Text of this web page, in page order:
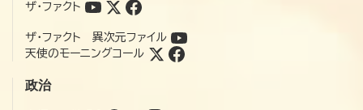
ザ・ファクト
ザ・ファクト 異次元ファイル
天使のモーニングコール
政治